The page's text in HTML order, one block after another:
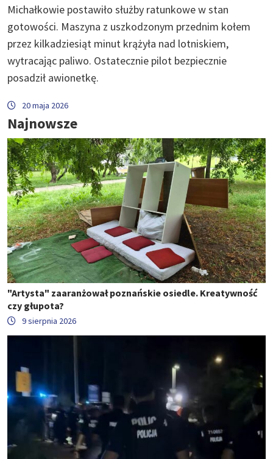
Michałkowie postawiło służby ratunkowe w stan
gotowości. Maszyna z uszkodzonym przednim kołem
przez kilkadziesiąt minut krążyła nad lotniskiem,
wytracając paliwo. Ostatecznie pilot bezpiecznie
posadził awionetkę.
20 maja 2026
Najnowsze
"Artysta" zaaranżował poznańskie osiedle. Kreatywność
czy głupota?
9 sierpnia 2026